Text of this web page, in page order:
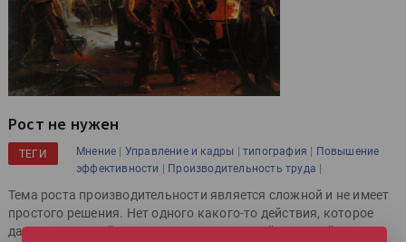
Рост не нужен
ТЕГИ Мнение | Управление и кадры |типография | Повышение
эффективности | Производительность труда |
Тема роста производительности является сложной и не имеет
простого решения. Нет одного какого-то действия, которое
даст позитивный результат, уверен Андрей Езерский, да и не